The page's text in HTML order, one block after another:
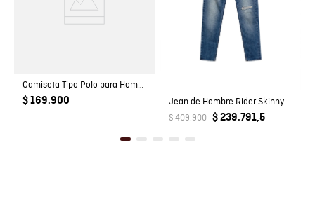
Camiseta Tipo Polo para Hombre
$ 169.900 Jean de Hombre Rider Skinny Fit Tiro Bajo Lavado Medio Rotos Detalles en Costuras en Mezcla de Algodón
$ 409.900 $ 239.791,5